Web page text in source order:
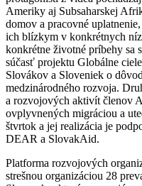
Ameriky aj Subsaharskej
domov a pracovné
ich blízkym v konkrétnych
konkrétne životné príbehy sa
súčasť projektu Globálne
Slovákov a Sloveniek o
medzinárodného rozvoja.
a rozvojových aktivít členov
ovplyvnených migráciou a
štvrtok a jej realizácia je
DEAR a SlovakAid.
Platforma rozvojových
strešnou organizáciou 28